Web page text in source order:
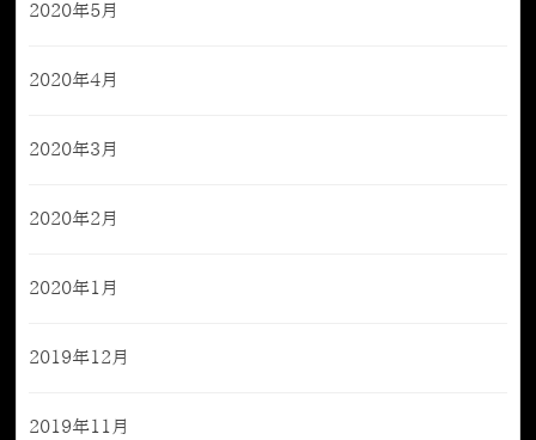
2020年5月
2020年4月
2020年3月
2020年2月
2020年1月
2019年12月
2019年11月